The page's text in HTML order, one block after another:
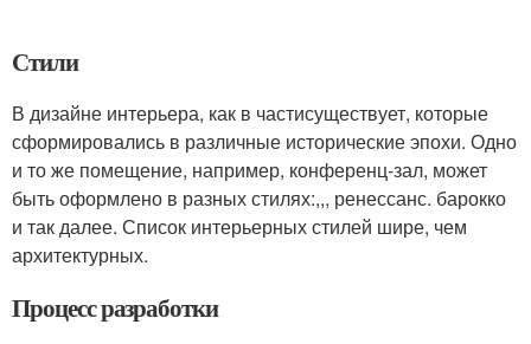
Стили
В дизайне интерьера, как в частисуществует, которые
сформировались в различные исторические эпохи. Одно
и то же помещение, например, конференц-зал, может
быть оформлено в разных стилях:,,, ренессанс. барокко
и так далее. Список интерьерных стилей шире, чем
архитектурных.
Процесс разработки